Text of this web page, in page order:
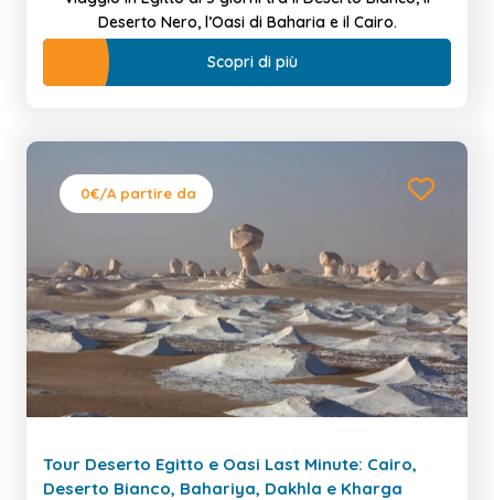
Deserto Nero, l’Oasi di Baharia e il Cairo.
Scopri di più
0€/A partire da
Tour Deserto Egitto e Oasi Last Minute: Cairo,
Deserto Bianco, Bahariya, Dakhla e Kharga